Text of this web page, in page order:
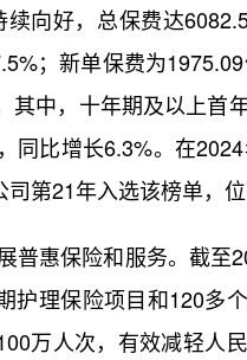
向好，总保费达
；新单保费为
中，十年期及以上首
同比增长6.3%。在
第21年入选该榜单，位
普惠保险和服务。截至
护理保险项目和120多
万人次，有效减轻人